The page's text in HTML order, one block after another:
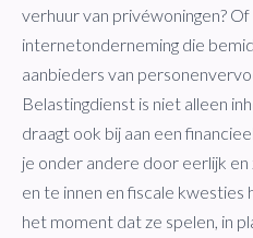
verhuur van privéwoningen?
internetonderneming die
aanbieders van
Belastingdienst is niet alleen
draagt ook bij aan een
je onder andere door eerlijk
en te innen en fiscale kwesties
het moment dat ze spelen, in